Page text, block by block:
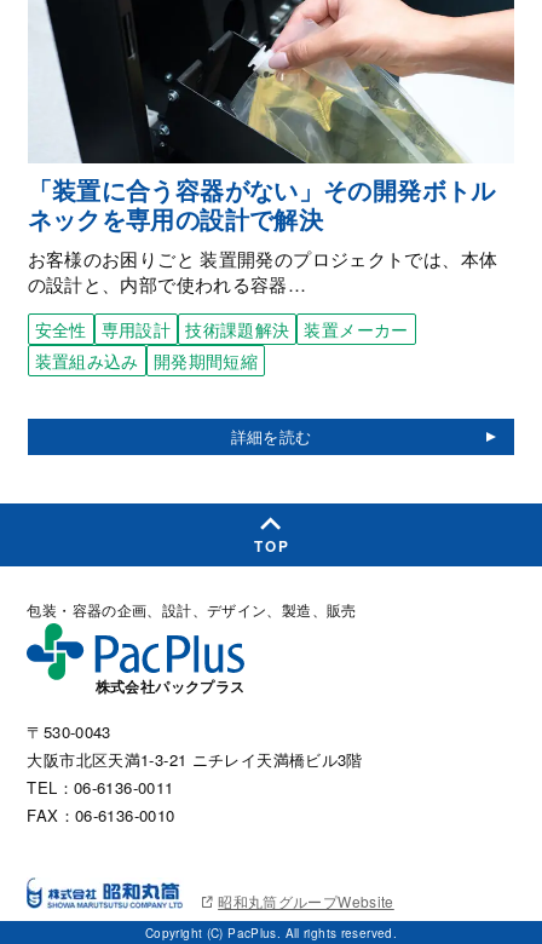
「装置に合う容器がない」その開発ボトル
ネックを専用の設計で解決
お客様のお困りごと 装置開発のプロジェクトでは、本体
の設計と、内部で使われる容器…
安全性 専用設計 技術課題解決
装置メーカー
装置組み込み
開発期間短縮
TOP
包装・容器の企画、設計、デザイン、製造、販売
株式会社パックプラス
〒530-0043
大阪市北区天満1-3-21 ニチレイ天満橋ビル3階
TEL：06-6136-0011
FAX：06-6136-0010
昭和丸筒グループWebsite
Copyright (C) PacPlus. All rights reserved.